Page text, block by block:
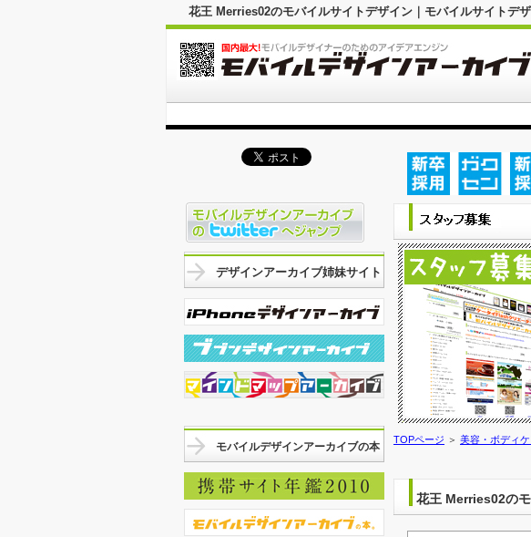
花王 Merries02のモバイルサイトデザイン｜モバイルサイトデ
TOPページ ＞ 美容・ボディケ
花王 Merries02の
デザインアーカイブ姉妹サイト
モバイルデザインアーカイブの本